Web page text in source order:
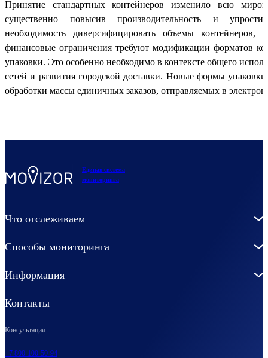
Принятие стандартных контейнеров изменило всю
существенно повысив производительность и
необходимость диверсифицировать объемы
финансовые ограничения требуют модификации форматов
упаковки. Это особенно необходимо в контексте общего
сетей и развития городской доставки. Новые формы
обработки массы единичных заказов, отправляемых в
Единая система
мониторинга
Что отслеживаем
Способы мониторинга
Информация
Контакты
Консультация:
+7 800-100-50-94